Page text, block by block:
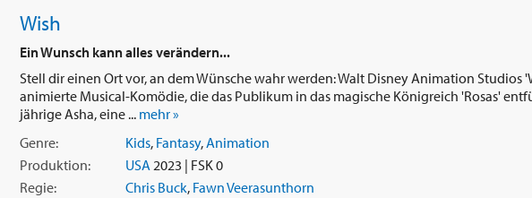
Wish
Ein Wunsch kann alles verändern...
Stell dir einen Ort vor, an dem Wünsche wahr werden: Walt Disney Animation Studios
animierte Musical-Komödie, die das Publikum in das magische Königreich 'Rosas'
jährige Asha, eine ... mehr »
Genre:
Kids, Fantasy,Animation
Produktion:
USA2023 | FSK 0
Regie:
Chris Buck, Fawn Veerasunthorn